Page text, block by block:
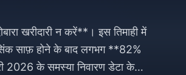
खरीदारी न करें**। इस तिमाही में
साफ़ होने के बाद लगभग **82%
के समस्या निवारण डेटा के